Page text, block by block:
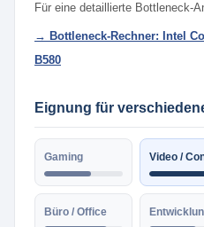
Für eine detaillierte Bottleneck-
→ Bottleneck-Rechner: Intel
B580
Eignung für
Gaming Video /
Büro / Office